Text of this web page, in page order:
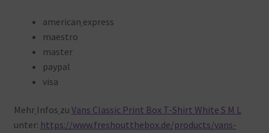
american express
maestro
master
paypal
visa
Mehr Infos zu Vans Classic Print Box T-Shirt White S M L
unter: https://www.freshoutthebox.de/products/vans-